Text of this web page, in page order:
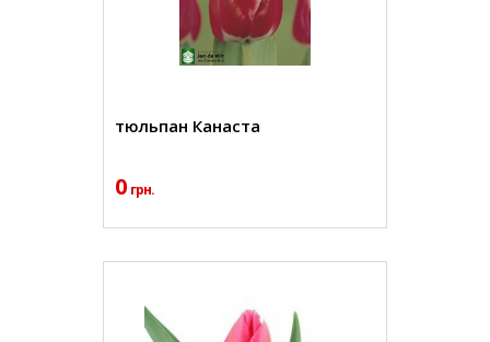
тюльпан Канаста
0 грн.